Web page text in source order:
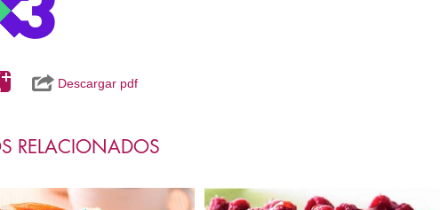
Descargar pdf
RELACIONADOS